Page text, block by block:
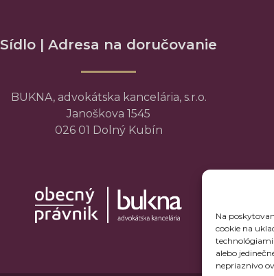
Na
cookie na
alebo
nepriaznivo
Sídlo | Adresa na doručovanie
BUKNA, advokátska kancelária, s.r.o.
Janoškova 1545
026 01 Dolný Kubín